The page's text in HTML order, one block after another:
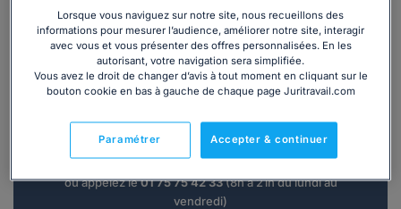
Vous souhaitez une consultation par
téléphone ?
Consulter immédiatement
ou appelez le01 75 75 42 33(8h à 21h du lundi au
vendredi)
Lorsque vous naviguez sur notre site, nous recueillons des
informations pour mesurer l’audience, améliorer notre site, interagir
avec vous et vous présenter des offres personnalisées. En les
autorisant, votre navigation sera simplifiée.
Vous avez le droit de changer d’avis à tout moment en cliquant sur le
bouton cookie en bas à gauche de chaque page Juritravail.com
Accepter & continuer
Paramétrer